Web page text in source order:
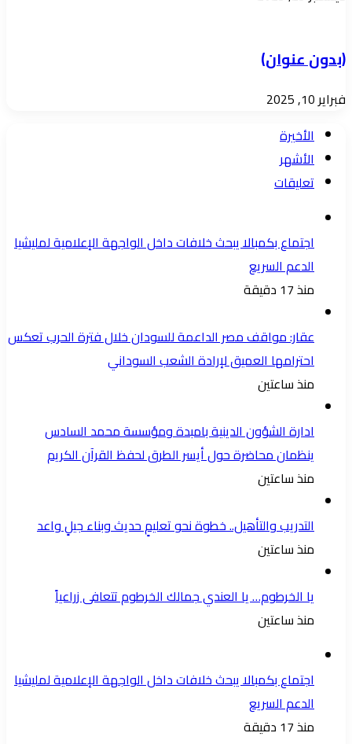
(بدون عنوان)
فبراير 10, 2025
الأخيرة
الأشهر
تعليقات
اجتماع بكمبالا يبحث خلافات داخل الواجهة الإعلامية لمليشيا
الدعم السريع
منذ 17 دقيقة
عقار: مواقف مصر الداعمة للسودان خلال فترة الحرب تعكس
احترامها العميق لإرادة الشعب السوداني
منذ ساعتين
ادارة الشؤون الدينية بامبدة ومؤسسة محمد السادس
ينظمان محاضرة حول أيسر الطرق لحفظ القرآن الكريم
منذ ساعتين
التدريب والتأهيل.. خطوة نحو تعليمٍ حديث وبناء جيلٍ واعد
منذ ساعتين
يا الخرطوم… يا العندي جمالك الخرطوم تتعافى زراعياً
منذ ساعتين
اجتماع بكمبالا يبحث خلافات داخل الواجهة الإعلامية لمليشيا
الدعم السريع
منذ 17 دقيقة